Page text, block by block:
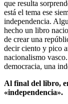
que resulta
está el tema ese
independencia.
hecho un libro
de crear una
decir ciento y pico
nacionalismo
democracia, una
Al final del libro,
«independencia».